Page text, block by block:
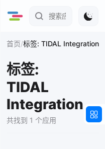
首页/标签: TIDAL Integration
标签:
TIDAL
Integration
共找到 1 个应用